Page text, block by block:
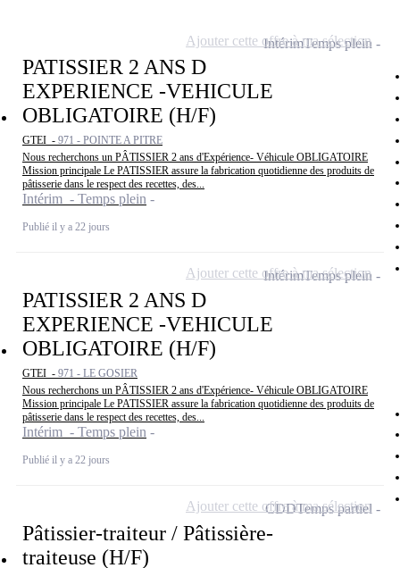
PATISSIER 2 ANS D
EXPERIENCE -VEHICULE
OBLIGATOIRE (H/F)
GTEI - 971 - POINTE A PITRE
Nous recherchons un PÂTISSIER 2 ans d'Expérience- Véhicule OBLIGATOIRE
Mission principale Le PATISSIER assure la fabrication quotidienne des produits de
pâtisserie dans le respect des recettes, des...
Intérim - Temps plein
Publié il y a 22 jours
IntérimTemps plein
Ajouter cette offre à ma sélection
PATISSIER 2 ANS D
EXPERIENCE -VEHICULE
OBLIGATOIRE (H/F)
GTEI - 971 - LE GOSIER
Nous recherchons un PÂTISSIER 2 ans d'Expérience- Véhicule OBLIGATOIRE
Mission principale Le PATISSIER assure la fabrication quotidienne des produits de
pâtisserie dans le respect des recettes, des...
Intérim - Temps plein
Publié il y a 22 jours
IntérimTemps plein
Ajouter cette offre à ma sélection
Pâtissier-traiteur / Pâtissière-
traiteuse (H/F)
CDDTemps partiel
Ajouter cette offre à ma sélection